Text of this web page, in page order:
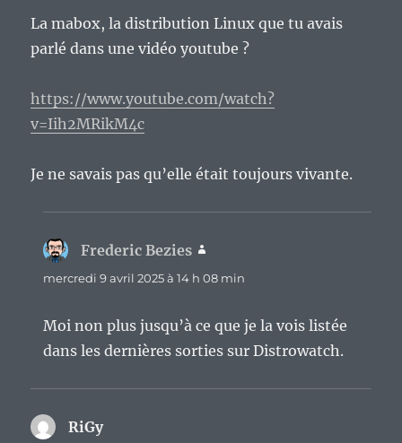
La mabox, la distribution Linux que tu avais
parlé dans une vidéo youtube ?
https://www.youtube.com/watch?
v=Iih2MRikM4c
Je ne savais pas qu’elle était toujours vivante.
Frederic Bezies
mercredi 9 avril 2025 à 14 h 08 min
Moi non plus jusqu’à ce que je la vois listée
dans les dernières sorties sur Distrowatch.
RiGydit :